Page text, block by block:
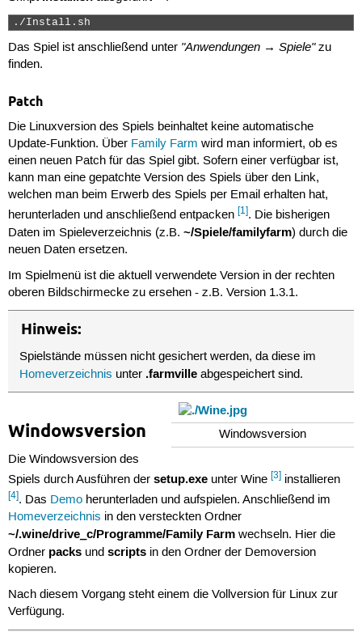
./Install.sh
Das Spiel ist anschließend unter "Anwendungen → Spiele"zu
finden.
Patch
Die Linuxversion des Spiels beinhaltet keine automatische
Update-Funktion. Über Family Farm wird man informiert, ob es
einen neuen Patch für das Spiel gibt. Sofern einer verfügbar ist,
kann man eine gepatchte Version des Spiels über den Link,
welchen man beim Erwerb des Spiels per Email erhalten hat,
herunterladen und anschließend entpacken [1]. Die bisherigen
Daten im Spieleverzeichnis (z.B. ~/Spiele/familyfarm) durch die
neuen Daten ersetzen.
Im Spielmenü ist die aktuell verwendete Version in der rechten
oberen Bildschirmecke zu ersehen - z.B. Version 1.3.1.
Hinweis:
Spielstände müssen nicht gesichert werden, da diese im
Homeverzeichnis unter .farmville abgespeichert sind.
Windowsversion
Windowsversion
Die Windowsversion des
Spiels durch Ausführen der setup.exeunter Wine [3]installieren
[4]. Das Demoherunterladen und aufspielen. Anschließend im
Homeverzeichnis in den versteckten Ordner
~/.wine/drive_c/Programme/Family Farmwechseln. Hier die
Ordner packsund scriptsin den Ordner der Demoversion
kopieren.
Nach diesem Vorgang steht einem die Vollversion für Linux zur
Verfügung.